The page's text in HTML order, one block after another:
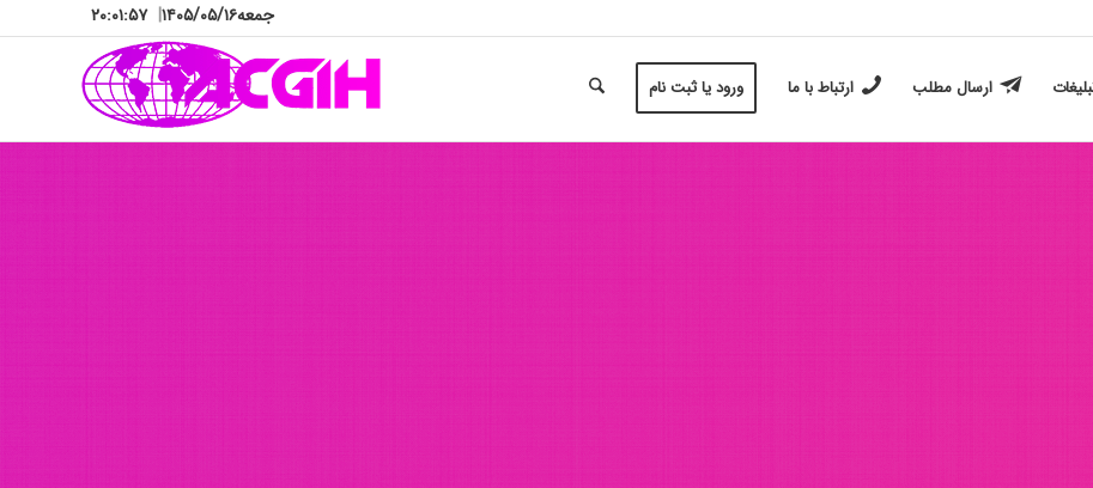
جمعه۱۴۰۵/۰۵/۱۶| ۲۰:۰۲:۰۱
ارسال مطلب ارتباط با ما ورود یا ثبت نام